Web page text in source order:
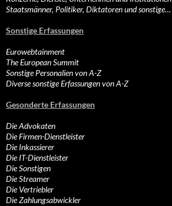
Staatsmänner, Politiker, Diktatoren und sonstige…
Sonstige Erfassungen
Eurowebtainment
The European Summit
Sonstige Personalien von A-Z
Diverse sonstige Erfassungen von A-Z
Gesonderte Erfassungen
Die Advokaten
Die Firmen-Dienstleister
Die Inkassierer
Die IT-Dienstleister
Die Sonstigen
Die Streamer
Die Vertriebler
Die Zahlungsabwickler